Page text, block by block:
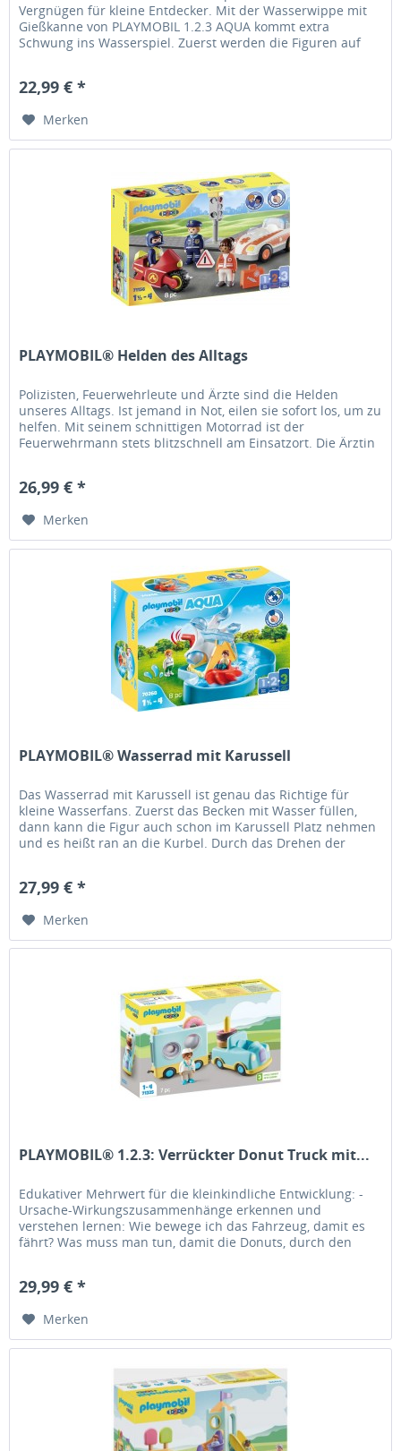
Vergnügen für kleine Entdecker. Mit der Wasserwippe mit
Gießkanne von PLAYMOBIL 1.2.3 AQUA kommt extra
Schwung ins Wasserspiel. Zuerst werden die Figuren auf
22,99 € *
Merken
PLAYMOBIL® Helden des Alltags
Polizisten, Feuerwehrleute und Ärzte sind die Helden
unseres Alltags. Ist jemand in Not, eilen sie sofort los, um zu
helfen. Mit seinem schnittigen Motorrad ist der
Feuerwehrmann stets blitzschnell am Einsatzort. Die Ärztin
26,99 € *
Merken
PLAYMOBIL® Wasserrad mit Karussell
Das Wasserrad mit Karussell ist genau das Richtige für
kleine Wasserfans. Zuerst das Becken mit Wasser füllen,
dann kann die Figur auch schon im Karussell Platz nehmen
und es heißt ran an die Kurbel. Durch das Drehen der
27,99 € *
Merken
PLAYMOBIL® 1.2.3: Verrückter Donut Truck mit...
Edukativer Mehrwert für die kleinkindliche Entwicklung: -
Ursache-Wirkungszusammenhänge erkennen und
verstehen lernen: Wie bewege ich das Fahrzeug, damit es
fährt? Was muss man tun, damit die Donuts, durch den
29,99 € *
Merken